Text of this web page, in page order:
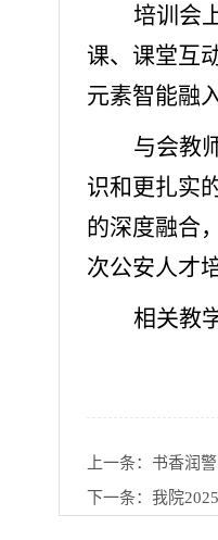
培训会
课、课堂互
元素智能融
与会教
识和更扎实
的深度融合
次公安人才
相关教
上一条： 书香润
下一条： 我院